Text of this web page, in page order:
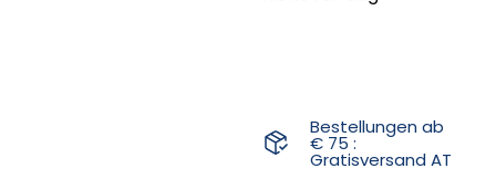
Bestellungen ab
€ 75 :
Gratisversand AT